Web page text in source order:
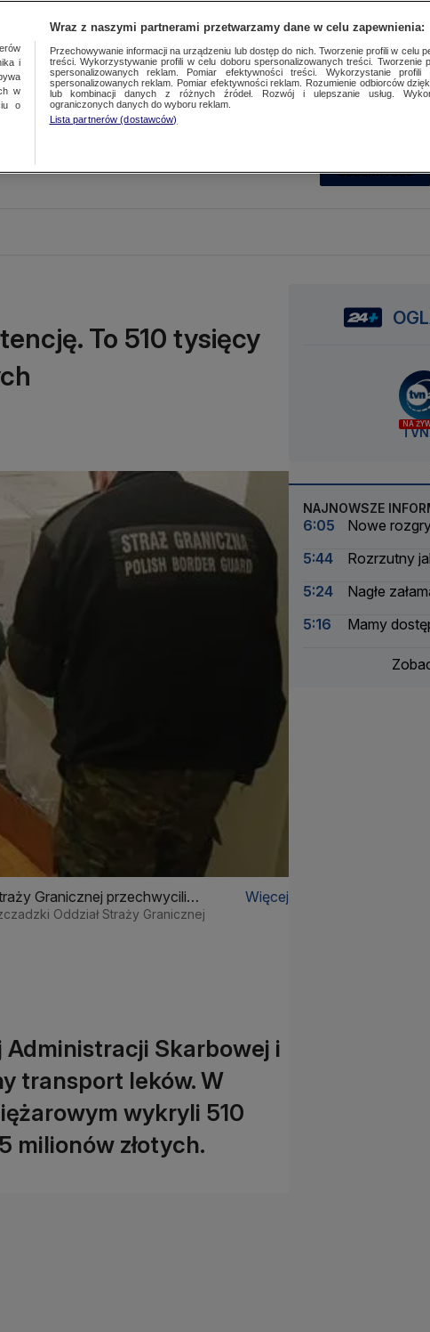
SUBSKRYBUJ
To 510 tysięcy
Granicznej przechwycili
Więcej
Oddział Straży Granicznej
Skarbowej i
transport leków. W
wykryli 510
milionów złotych.
NA
NAJNOWSZE
6:05
Nowe
5:44
Rozrzutny
5:24
Nagłe
5:16
Mamy
i
w
o
Wraz z naszymi partnerami przetwarzamy dane w celu zapewnienia:
Przechowywanie informacji na urządzeniu lub dostęp do nich. Tworzenie profili w celu
treści. Wykorzystywanie profili w celu doboru spersonalizowanych treści. Tworzenie
spersonalizowanych reklam. Pomiar efektywności treści. Wykorzystanie profili
spersonalizowanych reklam. Pomiar efektywności reklam. Rozumienie odbiorców
lub kombinacji danych z różnych źródeł. Rozwój i ulepszanie usług.
ograniczonych danych do wyboru reklam.
Lista partnerów (dostawców)